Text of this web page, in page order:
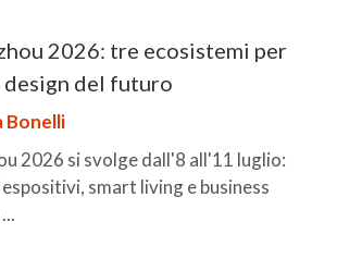
2026: tre ecosistemi per
del futuro
Bonelli
2026 si svolge dall'8 all'11 luglio:
smart living e business